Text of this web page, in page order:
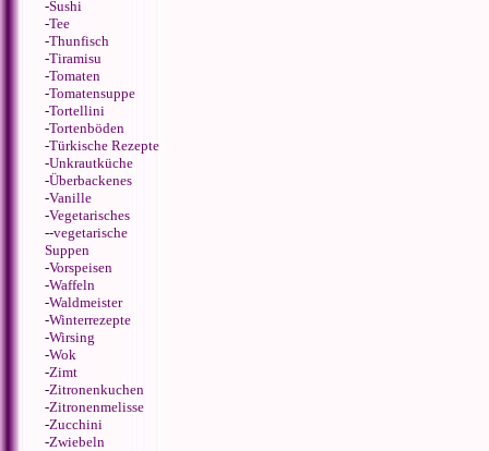
-Sushi
-Tee
-Thunfisch
-Tiramisu
-Tomaten
-Tomatensuppe
-Tortellini
-Tortenböden
-Türkische Rezepte
-Unkrautküche
-Überbackenes
-Vanille
-Vegetarisches
--vegetarische
Suppen
-Vorspeisen
-Waffeln
-Waldmeister
-Winterrezepte
-Wirsing
-Wok
-Zimt
-Zitronenkuchen
-Zitronenmelisse
-Zucchini
-Zwiebeln